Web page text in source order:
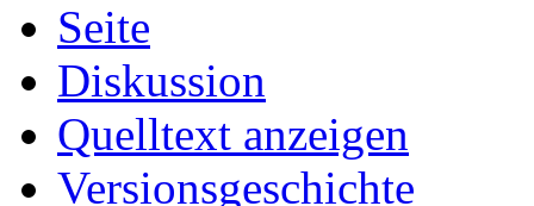
Seite
Diskussion
Quelltext anzeigen
Versionsgeschichte